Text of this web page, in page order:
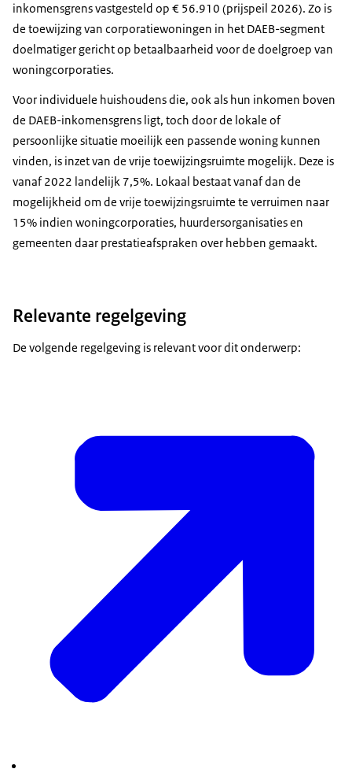
inkomensgrens vastgesteld op € 56.910 (prijspeil 2026). Zo is
de toewijzing van corporatiewoningen in het DAEB-segment
doelmatiger gericht op betaalbaarheid voor de doelgroep van
woningcorporaties.
Voor individuele huishoudens die, ook als hun inkomen boven
de DAEB-inkomensgrens ligt, toch door de lokale of
persoonlijke situatie moeilijk een passende woning kunnen
vinden, is inzet van de vrije toewijzingsruimte mogelijk. Deze is
vanaf 2022 landelijk 7,5%. Lokaal bestaat vanaf dan de
mogelijkheid om de vrije toewijzingsruimte te verruimen naar
15% indien woningcorporaties, huurdersorganisaties en
gemeenten daar prestatieafspraken over hebben gemaakt.
Relevante regelgeving
De volgende regelgeving is relevant voor dit onderwerp: